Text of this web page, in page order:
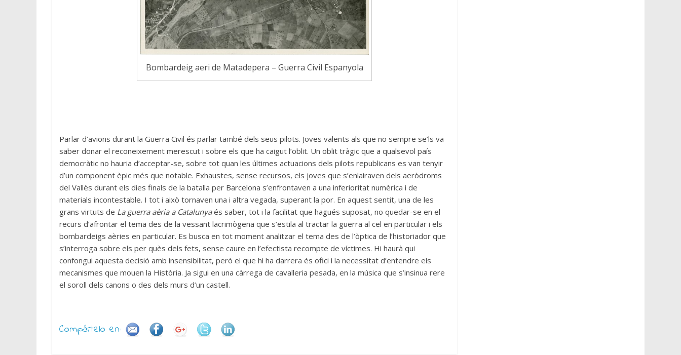
Bombardeig aeri de Matadepera – Guerra Civil Espanyola
Parlar d’avions durant la Guerra Civil és parlar també dels seus pilots. Joves valents als que no sempre se’ls va
saber donar el reconeixement merescut i sobre els que ha caigut l’oblit. Un oblit tràgic que a qualsevol país
democràtic no hauria d’acceptar-se, sobre tot quan les últimes actuacions dels pilots republicans es van tenyir
d’un component èpic més que notable. Exhaustes, sense recursos, els joves que s’enlairaven dels aeròdroms
del Vallès durant els dies finals de la batalla per Barcelona s’enfrontaven a una inferioritat numèrica i de
materials incontestable. I tot i això tornaven una i altra vegada, superant la por. En aquest sentit, una de les
grans virtuts de La guerra aèria a Catalunyaés saber, tot i la facilitat que hagués suposat, no quedar-se en el
recurs d’afrontar el tema des de la vessant lacrimògena que s’estila al tractar la guerra al cel en particular i els
bombardeigs aèries en particular. Es busca en tot moment analitzar el tema des de l’òptica de l’historiador que
s’interroga sobre els per quès dels fets, sense caure en l’efectista recompte de víctimes. Hi haurà qui
confongui aquesta decisió amb insensibilitat, però el que hi ha darrera és ofici i la necessitat d’entendre els
mecanismes que mouen la Història. Ja sigui en una càrrega de cavalleria pesada, en la música que s’insinua rere
el soroll dels canons o des dels murs d’un castell.
Compártelo en: